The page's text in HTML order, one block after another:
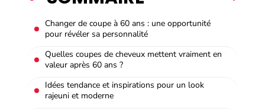
Changer de coupe à 60 ans : une opportunité
pour révéler sa personnalité
Quelles coupes de cheveux mettent vraiment en
valeur après 60 ans ?
Idées tendance et inspirations pour un look
rajeuni et moderne